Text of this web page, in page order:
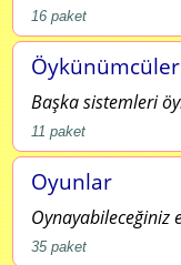
16 paket
Öykünümcüler
Başka sistemleri
11 paket
Oyunlar
Oynayabileceğiniz
35paket